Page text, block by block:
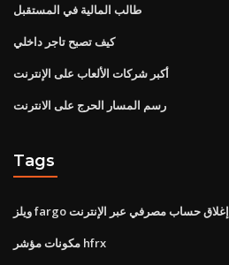
طالب المالية في المستقبل
كيف تصبح تاجر داخلي
أكبر شركات الألعاب على الإنترنت
رسم المسار الحرج على الانترنت
Tags
ويلز fargo إغلاق حساب مصرفي عبر الإنترنت
مكونات مؤشر hfrx